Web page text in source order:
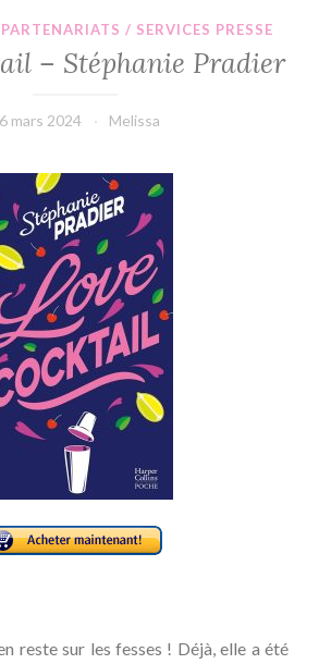
PARTENARIATS / SERVICES PRESSE
– Stéphanie Pradier
mars 2024 Melissa
reste sur les fesses ! Déjà, elle a été